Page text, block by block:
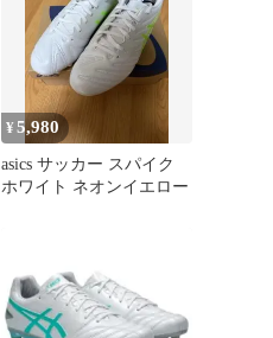
¥5,980
asics サッカー スパイク
ホワイト ネオンイエロー